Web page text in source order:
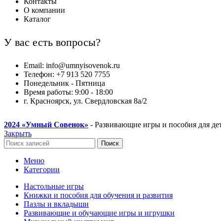
О компании
Каталог
У вас есть вопросы?
Email: info@umnyisovenok.ru
Телефон: +7 913 520 7755
Понедельник - Пятница
Время работы: 9:00 - 18:00
г. Красноярск, ул. Свердловская 8а/2
2024 «Умный Совенок» - Развивающие игры и пособия для
Закрыть
Поиск
Меню
Категории
Настольные игры
Книжки и пособия для обучения и развития
Пазлы и вкладыши
Развивающие и обучающие игры и игрушки